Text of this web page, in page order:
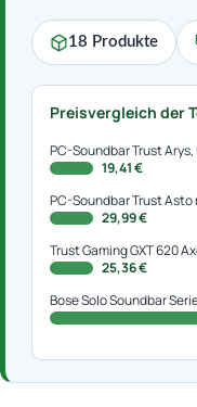
18 Produkte
Preisvergleich der
PC-Soundbar Trust
19,41 €
PC-Soundbar Trust Asto
29,99 €
Trust Gaming GXT 620
25,36 €
Bose Solo Soundbar